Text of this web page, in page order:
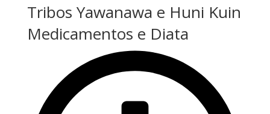
Tribos Yawanawa e Huni Kuin​
Medicamentos e Diata